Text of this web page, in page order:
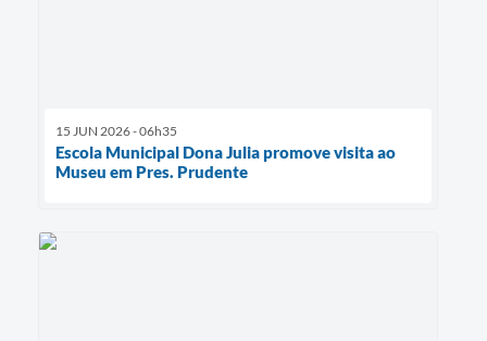
15 JUN 2026 - 06h35
Escola Municipal Dona Julia promove visita ao
Museu em Pres. Prudente